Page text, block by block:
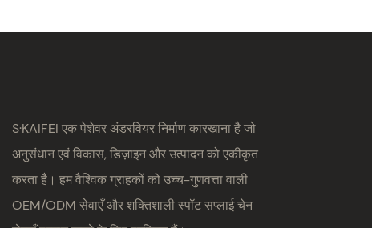
S·KAIFEI एक पेशेवर अंडरवियर निर्माण कारखाना है जो
अनुसंधान एवं विकास, डिज़ाइन और उत्पादन को एकीकृत
करता है। हम वैश्विक ग्राहकों को उच्च-गुणवत्ता वाली
OEM/ODM सेवाएँ और शक्तिशाली स्पॉट सप्लाई चेन